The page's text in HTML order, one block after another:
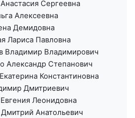
Сергеевна
Алексеевна
Демидовна
Лариса Павловна
Владимир Владимирович
Александр Степанович
Константиновна
Дмитриевич
Леонидовна
Анатольевич